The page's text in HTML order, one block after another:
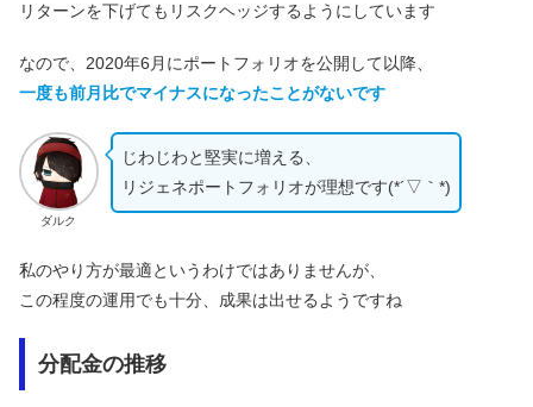
リターンを下げてもリスクヘッジするようにしています
なので、2020年6月にポートフォリオを公開して以降、
一度も前月比でマイナスになったことがないです
ダルク
じわじわと堅実に増える、
リジェネポートフォリオが理想です(*´▽｀*)
私のやり方が最適というわけではありませんが、
この程度の運用でも十分、成果は出せるようですね
分配金の推移